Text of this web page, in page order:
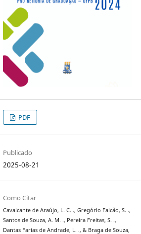
PDF
Publicado
2025-08-21
Como Citar
Cavalcante de Araújo, L. C. ., Gregório Falcão, S. .,
Santos de Souza, A. M. ., Pereira Freitas, S. .,
Dantas Farias de Andrade, L. ., & Braga de Souza,